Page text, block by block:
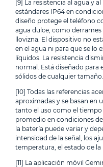
[9] La resistencia al agua y
estándares IP64 en
diseño protege el teléfono
agua dulce, como
llovizna. El dispositivo no
en el agua ni para que se lo
líquidos. La resistencia
normal. Está diseñado para
sólidos de cualquier
[10] Todas las referencias
aproximadas y se basan en
tanto el uso como el tiempo
promedio en condiciones
la batería puede variar y
intensidad de la señal, los
temperatura, el estado de la
[11] La aplicación móvil